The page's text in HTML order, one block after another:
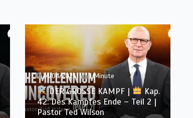
24/04/2025 1 Minute
DER GROSSE KAMPF |
Kap.
42: Des Kampfes Ende – Teil 2 |
Pastor Ted Wilson